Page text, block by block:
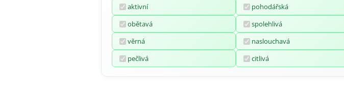
aktivní
pohodářská
obětavá
spolehlivá
věrná
naslouchavá
pečlivá
citlivá